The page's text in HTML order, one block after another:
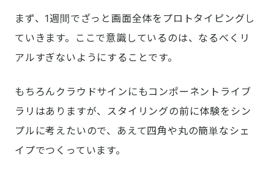
まず、1週間でざっと画面全体をプロトタイピングし
ていきます。ここで意識しているのは、なるべくリ
アルすぎないようにすることです。
もちろんクラウドサインにもコンポーネントライブ
ラリはありますが、スタイリングの前に体験をシン
プルに考えたいので、あえて四角や丸の簡単なシェ
イプでつくっています。